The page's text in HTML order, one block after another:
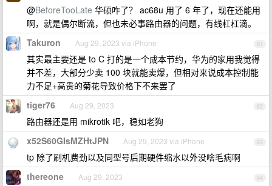
@BeforeTooLate 华硕咋了？ ac68u 用了 6 年了，现在还能用
啊，就是偶尔断流，但也未必事路由器的问题，有线杠杠滴。
61
Takuron Aug 29, 2023 via iPhone
其实最主要还是 to C 打的是一个成本节约，华为的家用我觉得
并不差，大部分少卖 100 块就能卖爆，但相对来说成本控制能
力不足+高贵的菊花导致价格下不来罢了
62
tiger76 Aug 29, 2023
路由器还是用 mikrotik 吧，稳如老狗
63
x52S60GIsMZHtJPN Aug 29, 2023 via iPhone
tp 除了刷机费劲以及同型号后期硬件缩水以外没啥毛病啊
64
thereone Aug 29, 2023